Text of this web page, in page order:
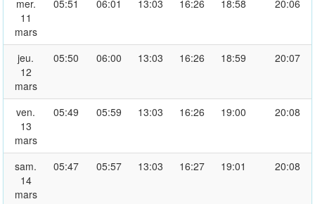
mer.
11
mars
05:51 06:01 13:03 16:26 18:58 20:06
jeu.
12
mars
05:50 06:00 13:03 16:26 18:59 20:07
ven.
13
mars
05:49 05:59 13:03 16:26 19:00 20:08
sam.
14
mars
05:47 05:57 13:03 16:27 19:01 20:08